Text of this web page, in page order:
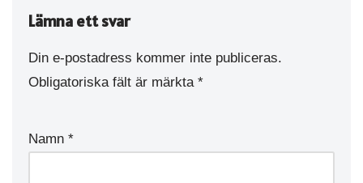
Lämna ett svar
Din e-postadress kommer inte publiceras.
Obligatoriska fält är märkta *
Namn *